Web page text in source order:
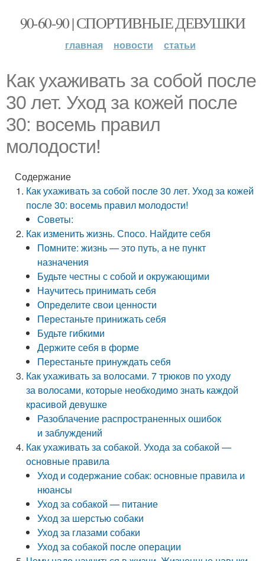
90-60-90 | СПОРТИВНЫЕ ДЕВУШКИ
главная новости статьи
Как ухаживать за собой после
30 лет. Уход за кожей после
30: восемь правил
молодости!
Содержание
Как ухаживать за собой после 30 лет. Уход за кожей
после 30: восемь правил молодости!
Советы:
Как изменить жизнь. Спосо. Найдите себя
Помните: жизнь — это путь, а не пункт
назначения
Будьте честны с собой и окружающими
Научитесь принимать себя
Определите свои ценности
Перестаньте принижать себя
Будьте гибкими
Держите себя в форме
Перестаньте принуждать себя
Как ухаживать за волосами. 7 трюков по уходу
за волосами, которые необходимо знать каждой
красивой девушке
Разоблачение распространенных ошибок
и заблуждений
Как ухаживать за собакой. Ухода за собакой —
основные правила
Уход и содержание собак: основные правила и
нюансы
Уход за собакой — питание
Уход за шерстью собаки
Уход за глазами собаки
Уход за собакой после операции